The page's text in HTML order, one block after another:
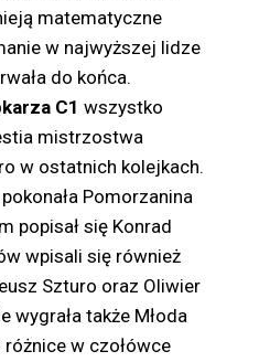
matematyczne
w najwyższej lidze
do końca.
C1 wszystko
mistrzostwa
w ostatnich kolejkach.
Pomorzanina
popisał się Konrad
wpisali się również
Szturo oraz Oliwier
wygrała także Młoda
różnice w czołówce